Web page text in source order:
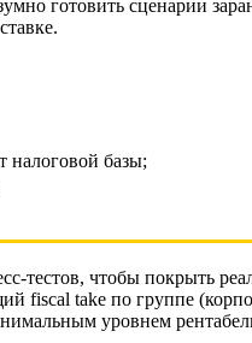
готовить сценарии
налоговой базы;
чтобы покрыть
fiscal take по группе
уровнем